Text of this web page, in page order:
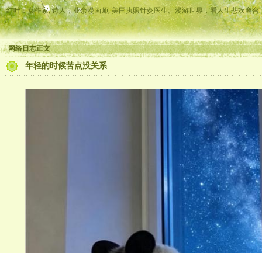
红叶，女作家, 诗人，业余漫画师, 美国执照针灸医生。漫游世界，看人生悲欢离
网络日志正文
年轻的时候苦点没关系